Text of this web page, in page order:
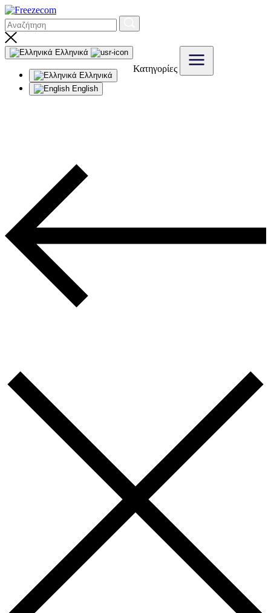
Ελληνικά
Ελληνικά
English
Κατηγορίες